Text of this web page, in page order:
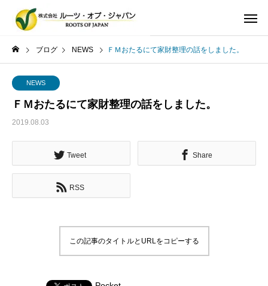
ブログ NEWS ＦＭおたるにて家財整理の話をしました。
NEWS
ＦＭおたるにて家財整理の話をしました。
2019.08.03
Tweet Share
RSS
この記事のタイトルとURLをコピーする